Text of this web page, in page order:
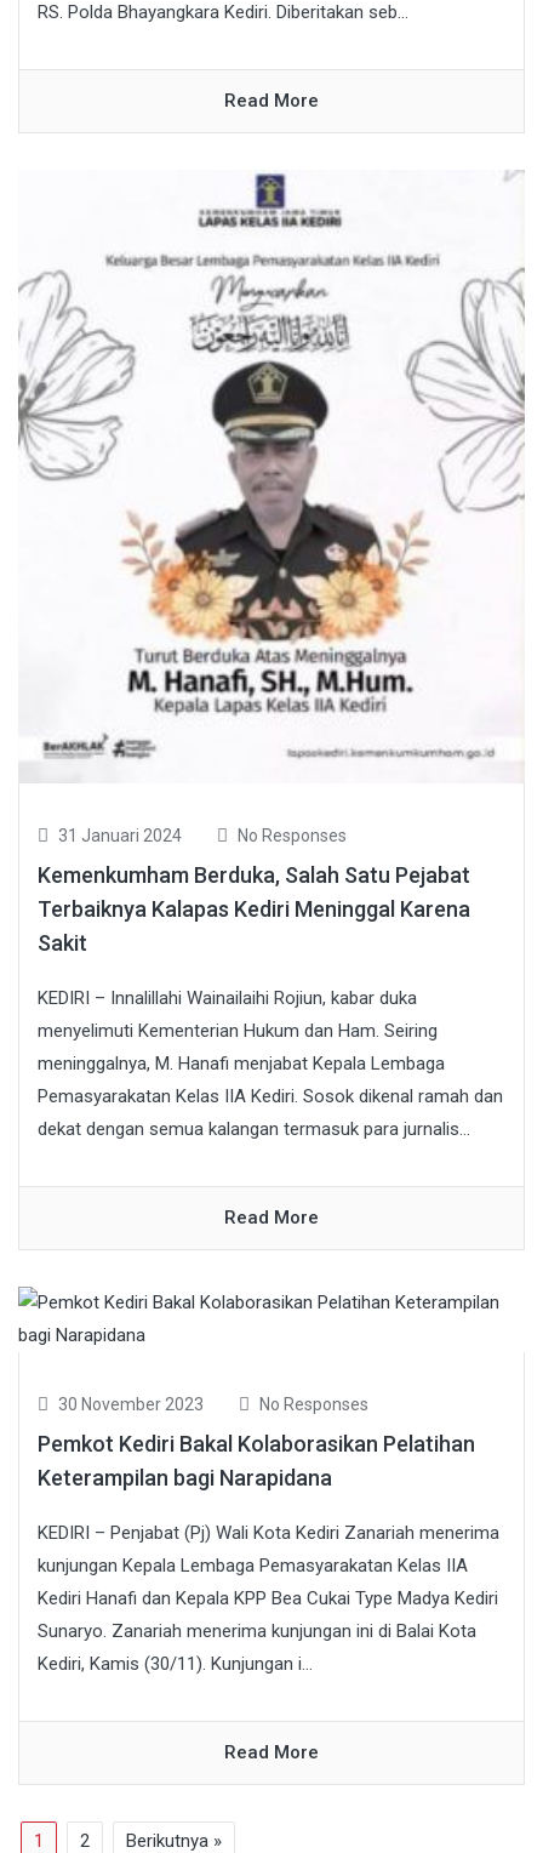
RS. Polda Bhayangkara Kediri. Diberitakan seb...
Read More
31 Januari 2024 No Responses
Kemenkumham Berduka, Salah Satu Pejabat
Terbaiknya Kalapas Kediri Meninggal Karena
Sakit
KEDIRI – Innalillahi Wainailaihi Rojiun, kabar duka
menyelimuti Kementerian Hukum dan Ham. Seiring
meninggalnya, M. Hanafi menjabat Kepala Lembaga
Pemasyarakatan Kelas IIA Kediri. Sosok dikenal ramah dan
dekat dengan semua kalangan termasuk para jurnalis...
Read More
30 November 2023 No Responses
Pemkot Kediri Bakal Kolaborasikan Pelatihan
Keterampilan bagi Narapidana
KEDIRI – Penjabat (Pj) Wali Kota Kediri Zanariah menerima
kunjungan Kepala Lembaga Pemasyarakatan Kelas IIA
Kediri Hanafi dan Kepala KPP Bea Cukai Type Madya Kediri
Sunaryo. Zanariah menerima kunjungan ini di Balai Kota
Kediri, Kamis (30/11). Kunjungan i...
Read More
1 2 Berikutnya »